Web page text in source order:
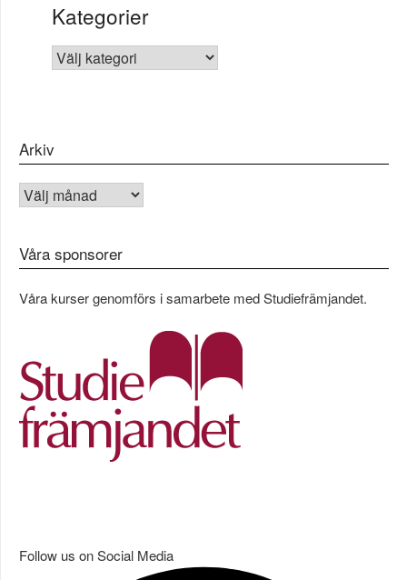
Kategorier
KATEGORIER
Arkiv
Arkiv
Våra sponsorer
Våra kurser genomförs i samarbete med Studiefrämjandet.
Follow us on Social Media